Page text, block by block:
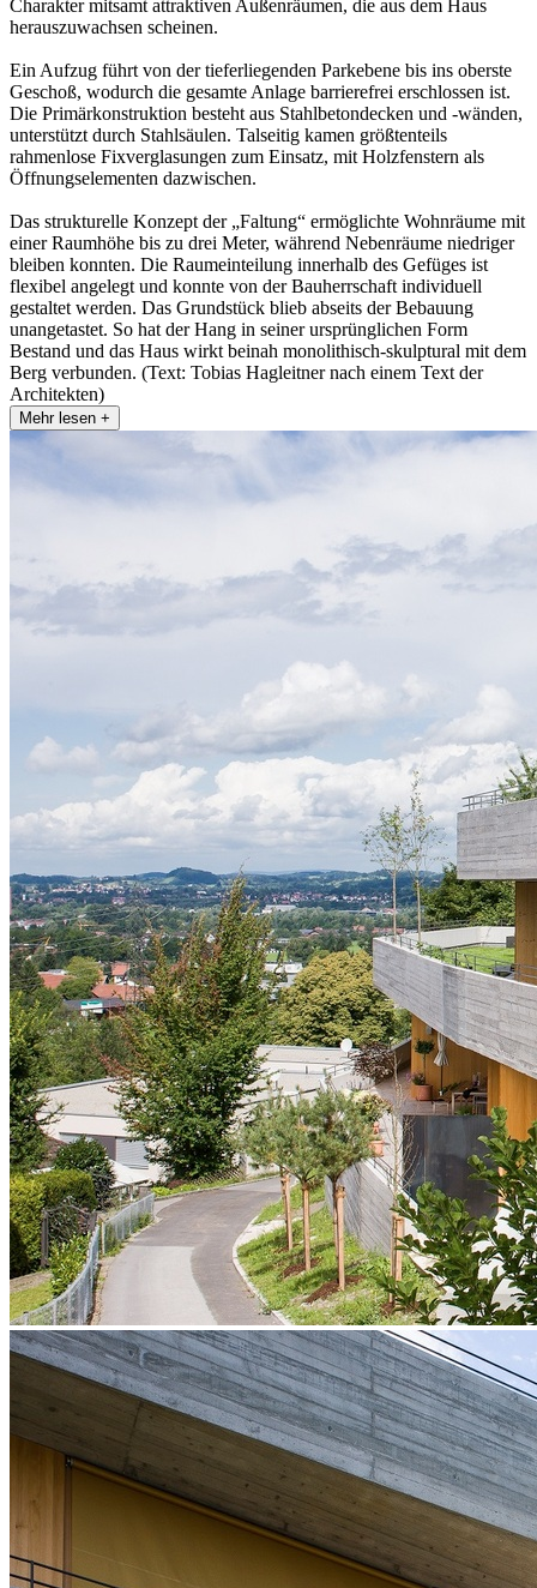
Charakter mitsamt attraktiven Außenräumen, die aus dem Haus
herauszuwachsen scheinen.
Ein Aufzug führt von der tieferliegenden Parkebene bis ins oberste
Geschoß, wodurch die gesamte Anlage barrierefrei erschlossen ist.
Die Primärkonstruktion besteht aus Stahlbetondecken und -wänden,
unterstützt durch Stahlsäulen. Talseitig kamen größtenteils
rahmenlose Fixverglasungen zum Einsatz, mit Holzfenstern als
Öffnungselementen dazwischen.
Das strukturelle Konzept der „Faltung“ ermöglichte Wohnräume mit
einer Raumhöhe bis zu drei Meter, während Nebenräume niedriger
bleiben konnten. Die Raumeinteilung innerhalb des Gefüges ist
flexibel angelegt und konnte von der Bauherrschaft individuell
gestaltet werden. Das Grundstück blieb abseits der Bebauung
unangetastet. So hat der Hang in seiner ursprünglichen Form
Bestand und das Haus wirkt beinah monolithisch-skulptural mit dem
Berg verbunden. (Text: Tobias Hagleitner nach einem Text der
Architekten)
Mehr lesen +